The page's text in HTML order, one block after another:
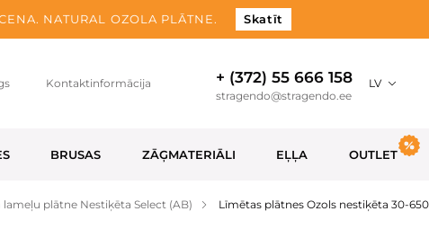
NATURAL OZOLA PLĀTNE. Skatīt
Kontaktinformācija + (372) 55 666 158
stragendo@stragendo.ee
LV
BRUSAS ZĀĢMATERIĀLI EĻĻA OUTLET
lameļu plātne Nestiķēta Select (AB) Līmētas plātnes Ozols nestiķēta 30-